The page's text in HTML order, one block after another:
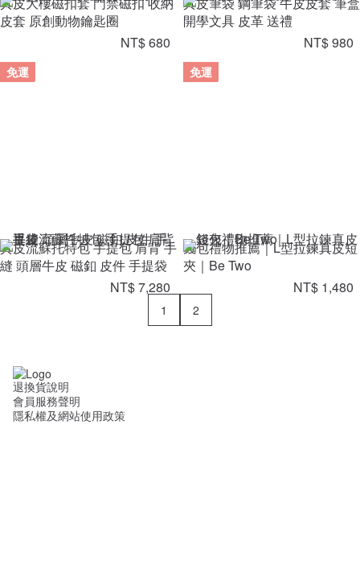
皮套 原創動物鑰匙圈
NT$ 680
開學文具 皮革 送禮
NT$ 980
免運
真皮流蘇托特包 手提包 肩背 手
縫 頭層牛皮 磁釦 皮件 手提袋
NT$ 7,280
免運
錢包禮物推薦｜L型拉鍊真皮短
夾｜Be Two
NT$ 1,480
1 2
退換貨說明
會員服務聲明
隱私權及網站使用政策